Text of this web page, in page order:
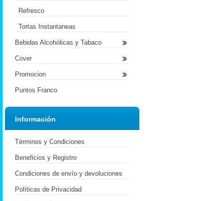
Refresco
Tortas Instantaneas
Bebidas Alcohólicas y Tabaco
Cover
Promocion
Puntos Franco
Información
Términos y Condiciones
Beneficios y Registro
Condiciones de envío y devoluciones
Políticas de Privacidad